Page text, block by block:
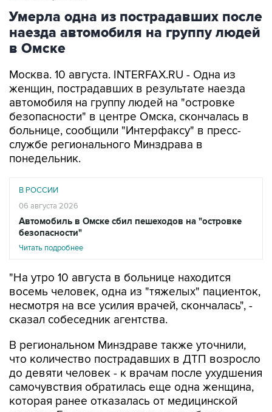
наезда автомобиля на группу людей
в Омске
Москва. 10 августа. INTERFAX.RU - Одна из
автомобиля на группу людей на "островке
безопасности" в центре Омска, скончалась в
больнице, сообщили "Интерфаксу" в пресс-
службе регионального Минздрава в
понедельник.
В РОССИИ
Автомобиль в Омске сбил пешеходов на "островке
безопасности"
Читать подробнее
"На утро 10 августа в больнице находится
несмотря на все усилия врачей, скончалась", -
сказал собеседник агентства.
В региональном Минздраве также уточнили,
до девяти человек - к врачам после ухудшения
самочувствия обратилась еще одна женщина,
которая ранее отказалась от медицинской
помощи. Ее госпитализировали в общее
отделение.